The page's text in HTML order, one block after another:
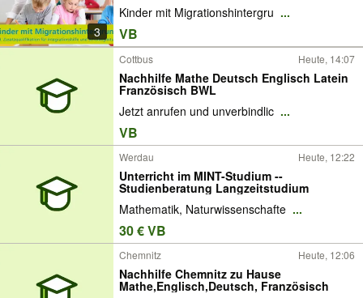
3
Kinder mit Migrationshintergru ...
VB
Cottbus Heute, 14:07
Nachhilfe Mathe Deutsch Englisch Latein
Französisch BWL
Jetzt anrufen und unverbindlic ...
VB
Werdau Heute, 12:22
Unterricht im MINT-Studium --
Studienberatung Langzeitstudium
Mathematik, Naturwissenschafte ...
30 € VB
Chemnitz Heute, 12:06
Nachhilfe Chemnitz zu Hause
Mathe,Englisch,Deutsch, Französisch